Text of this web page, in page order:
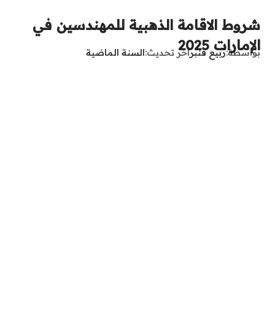
شروط الاقامة الذهبية للمهندسين في
الإمارات 2025
بواسطةربيع قنبرآخر تحديث السنة الماضية